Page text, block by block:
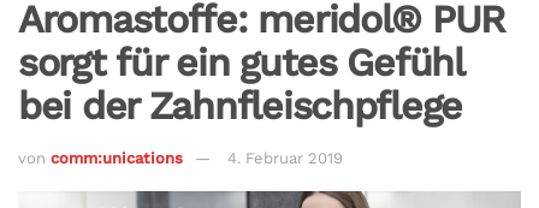
Aromastoffe: meridol® PUR
sorgt für ein gutes Gefühl
bei der Zahnfleischpflege
von comm:unications 4. Februar 2019